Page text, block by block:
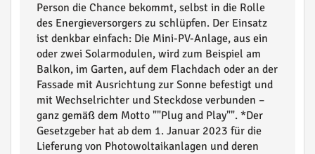
Person die Chance bekommt, selbst in die Rolle
des Energieversorgers zu schlüpfen. Der Einsatz
ist denkbar einfach: Die Mini-PV-Anlage, aus ein
oder zwei Solarmodulen, wird zum Beispiel am
Balkon, im Garten, auf dem Flachdach oder an der
Fassade mit Ausrichtung zur Sonne befestigt und
mit Wechselrichter und Steckdose verbunden –
ganz gemäß dem Motto ""Plug and Play"". *Der
Gesetzgeber hat ab dem 1. Januar 2023 für die
Lieferung von Photowoltaikanlagen und deren